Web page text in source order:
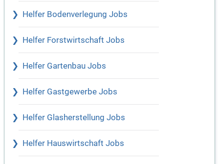
Helfer Bodenverlegung Jobs
Helfer Forstwirtschaft Jobs
Helfer Gartenbau Jobs
Helfer Gastgewerbe Jobs
Helfer Glasherstellung Jobs
Helfer Hauswirtschaft Jobs